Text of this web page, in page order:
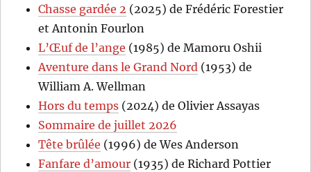
Chasse gardée 2 (2025) de Frédéric Forestier
et Antonin Fourlon
L’Œuf de l’ange (1985) de Mamoru Oshii
Aventure dans le Grand Nord (1953) de
William A. Wellman
Hors du temps (2024) de Olivier Assayas
Sommaire de juillet 2026
Tête brûlée (1996) de Wes Anderson
Fanfare d’amour (1935) de Richard Pottier